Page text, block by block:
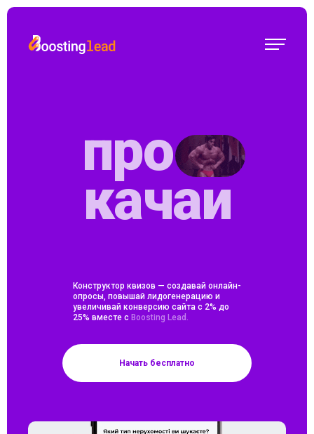
про
качаи
Конструктор квизов — создавай онлайн-
опросы, повышай лидогенерацию и
увеличивай конверсию сайта с 2% до
25% вместе с Boosting Lead.
Начать бесплатно